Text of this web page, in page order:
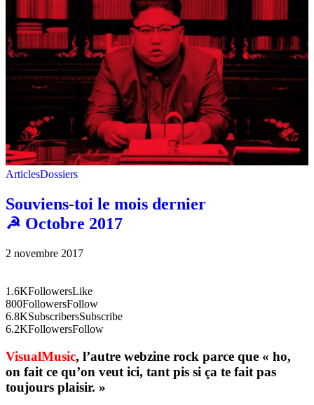
ArticlesDossiers
Souviens-toi le mois dernier
☭ Octobre 2017
2 novembre 2017
1.6KFollowersLike
800FollowersFollow
6.8KSubscribersSubscribe
6.2KFollowersFollow
VisualMusic, l’autre webzine rock parce que « ho,
on fait ce qu’on veut ici, tant pis si ça te fait pas
toujours plaisir. »